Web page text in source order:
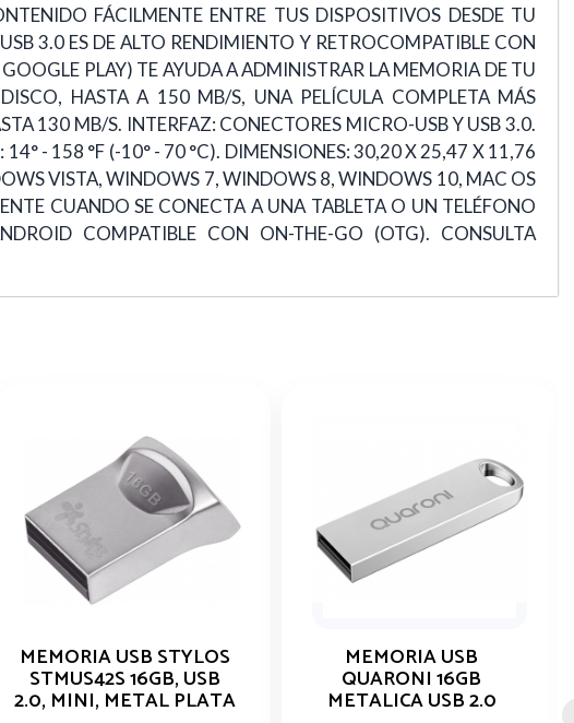
FÁCILMENTE ENTRE TUS DISPOSITIVOS DESDE TU
3.0 ES DE ALTO RENDIMIENTO Y RETROCOMPATIBLE CON
PLAY) TE AYUDA A ADMINISTRAR LA MEMORIA DE TU
HASTA A 150 MB/S, UNA PELÍCULA COMPLETA MÁS
130 MB/S. INTERFAZ: CONECTORES MICRO-USB Y USB 3.0.
- 158 °F (-10° - 70 °C). DIMENSIONES: 30,20 X 25,47 X 11,76
VISTA, WINDOWS 7, WINDOWS 8, WINDOWS 10, MAC OS
CUANDO SE CONECTA A UNA TABLETA O UN TELÉFONO
COMPATIBLE CON ON-THE-GO (OTG). CONSULTA
MEMORIA USB STYLOS
STMUS42S 16GB, USB
2.0, MINI, METAL PLATA
MEMORIA USB
QUARONI 16GB
METALICA USB 2.0